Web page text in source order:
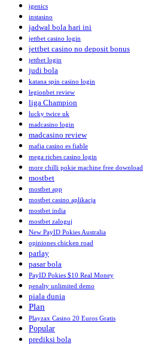
igenics
instasino
jadwal bola hari ini
jettbet casino login
jettbet casino no deposit bonus
jettbet login
judi bola
katana spin casino login
legionbet review
liga Champion
lucky twice uk
madcasino login
madcasino review
mafia casino es fiable
mega riches casino login
more chilli pokie machine free download
mostbet
mostbet app
mostbet casino aplikacja
mostbet india
mostbet zaloguj
New PayID Pokies Australia
opiniones chicken road
parlay
pasar bola
PayID Pokies $10 Real Money
penalty unlimited demo
piala dunia
Plan
Playzax Casino 20 Euros Gratis
Popular
prediksi bola